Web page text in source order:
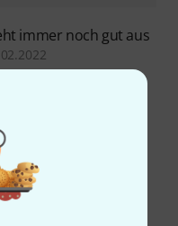
immer noch gut aus
gut zu Jazz-Bass
ganze Ausführung
10 Jahre habe, kann
dass der